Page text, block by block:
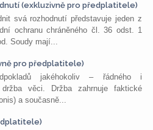
(exkluzivně pro předplatitele)
svá rozhodnutí představuje jeden z
ochranu chráněného čl. 36 odst. 1
Soudy mají...
pro předplatitele)
jakéhokoliv – řádného i
věci. Držba zahrnuje faktické
a současně...